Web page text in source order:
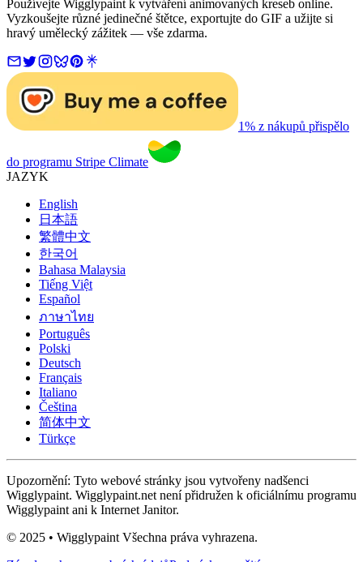
Používejte Wigglypaint k vytváření animovaných kreseb online.
Vyzkoušejte různé jedinečné štětce, exportujte do GIF a užijte si
hravý umělecký zážitek — vše zdarma.
1% z nákupů přispělo
do programu Stripe Climate
JAZYK
English
日本語
繁體中文
한국어
Bahasa Malaysia
Tiếng Việt
Español
ภาษาไทย
Português
Polski
Deutsch
Français
Italiano
Čeština
简体中文
Türkçe
Upozornění: Tyto webové stránky jsou vytvořeny nadšenci
Wigglypaint. Wigglypaint.net není přidružen k oficiálnímu programu
Wigglypaint ani k Internet Janitor.
© 2025 • Wigglypaint Všechna práva vyhrazena.